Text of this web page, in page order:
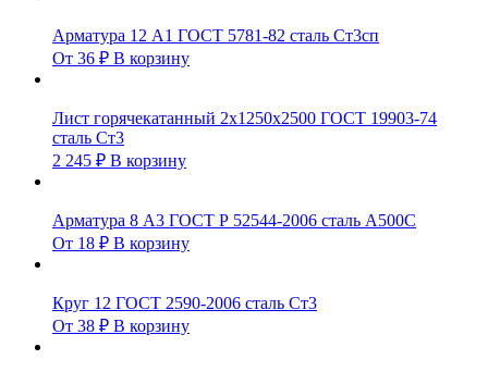
Арматура 12 А1 ГОСТ 5781-82 сталь Ст3сп
От 36 ₽ В корзину
Лист горячекатанный 2х1250х2500 ГОСТ 19903-74
сталь Ст3
2 245 ₽ В корзину
Арматура 8 А3 ГОСТ Р 52544-2006 сталь А500С
От 18 ₽ В корзину
Круг 12 ГОСТ 2590-2006 сталь Ст3
От 38 ₽ В корзину